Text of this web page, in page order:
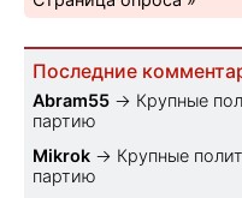
Последние
Abram55 → Крупные
партию
Mikrok → Крупные
партию